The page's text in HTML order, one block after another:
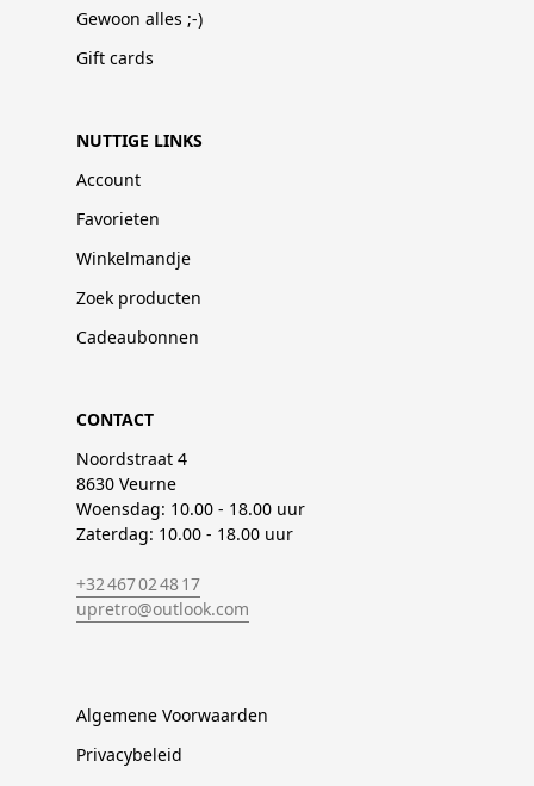
Gewoon alles ;-)
Gift cards
NUTTIGE LINKS
Account
Favorieten
Winkelmandje
Zoek producten
Cadeaubonnen
CONTACT
Noordstraat 4
8630 Veurne
Woensdag: 10.00 - 18.00 uur
Zaterdag: 10.00 - 18.00 uur
+32 467 02 48 17
upretro@outlook.com
Algemene Voorwaarden
Privacybeleid